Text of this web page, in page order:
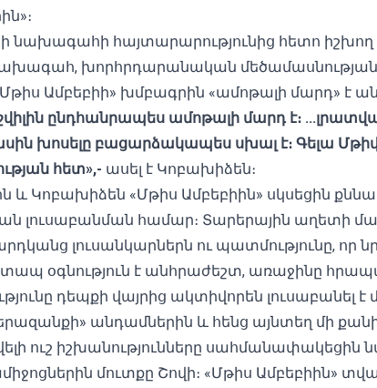
նախագահի հայտարարությունից հետո իշխող
խորհրդարանական մեծամասնության
Ամբեբիի» խմբագրին «ամոթալի մարդ» է
ընդհանրապես ամոթալի մարդ է։
խոսելը բացարձակապես սխալ է։ Գելա
հետ»,- ասել է Կոբախիձեն։
և Կոբախիձեն «Մթիս Ամբեբիին» սկսեցին
​​լուսաբանման համար։ Տարերային աղետի
լուսանկարներն ու պատմությունը, որ
օգնություն է անհրաժեշտ, առաջինը
դեպքի վայրից ակտիվորեն լուսաբանել է
անդամներին և հենց այնտեղ մի
ուշ իշխանությունները
մուտքը Շովի։ «Մթիս Ամբեբիին»